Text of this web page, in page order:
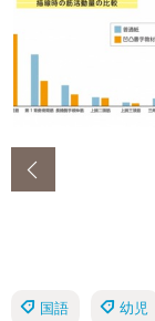
国語 幼児